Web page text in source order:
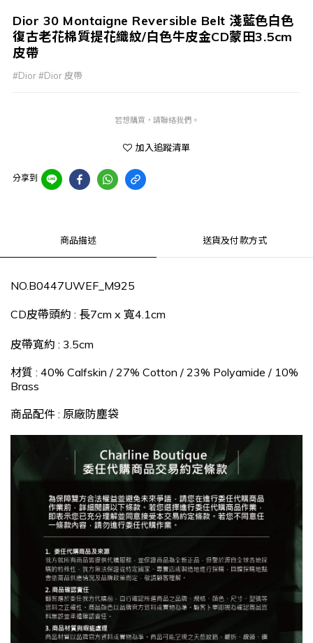
Dior 30 Montaigne Reversible Belt 淺藍色白色
復古老花棉質提花織紋/白色牛皮金CD蒙田3.5cm
皮帶
#Dior #Dior 皮帶
若想購買，請聯絡我們。
加入追蹤清單
分享到
商品描述 送貨及付款方式
NO.B0447UWEF_M925
CD皮帶頭約 : 長7cm x 寬4.1cm
皮帶寬約 : 3.5cm
材質 : 40% Calfskin / 27% Cotton / 23% Polyamide / 10%
Brass
商品配件 : 原廠防塵袋